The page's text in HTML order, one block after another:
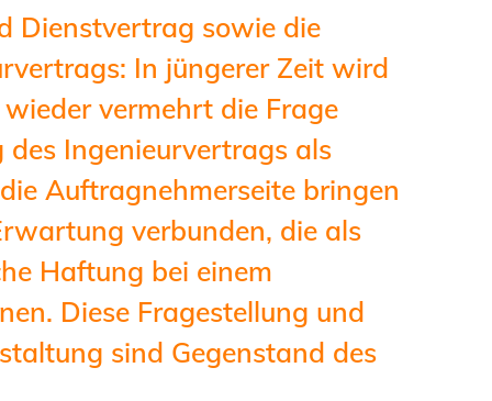
und Studierende
Projekte für
Schülerinnen und
Schüler
START.ING. Das
Studierenden Praxis-
Programm
Wissenswertes für
Studierende
Dienstvertrag sowie die
In jüngerer Zeit wird
vermehrt die Frage
Ingenieurvertrags als
Auftragnehmerseite bringen
verbunden, die als
Haftung bei einem
Diese Fragestellung und
sind Gegenstand des